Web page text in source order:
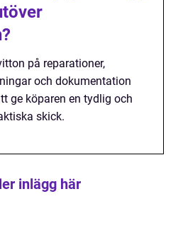
på reparationer,
och dokumentation
ge köparen en tydlig och
skick.
inlägg här